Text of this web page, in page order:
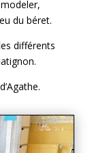
du béret.
différents